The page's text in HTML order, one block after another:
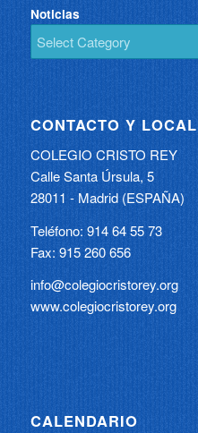
Noticias
CONTACTO Y
COLEGIO CRISTO REY
Calle Santa Úrsula, 5
28011 - Madrid (ESPAÑA)
Teléfono: 914 64 55 73
Fax: 915 260 656
info@colegiocristorey.org
www.colegiocristorey.org
CALENDARIO